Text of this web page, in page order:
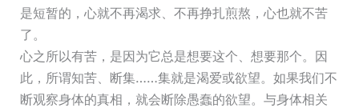
是短暂的，心就不再渴求、不再挣扎煎熬，心也就不苦
了。
心之所以有苦，是因为它总是想要这个、想要那个。因
此，所谓知苦、断集……集就是渴爱或欲望。如果我们不
断观察身体的真相，就会断除愚蠢的欲望。与身体相关